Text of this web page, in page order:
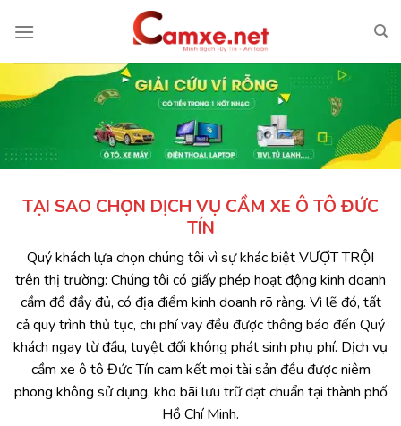
đến
TẠI SAO CHỌN DỊCH VỤ CẦM XE Ô TÔ ĐỨC
TÍN
Quý khách lựa chọn chúng tôi vì sự khác biệt VƯỢT TRỘI
trên thị trường: Chúng tôi có giấy phép hoạt động kinh doanh
cầm đồ đầy đủ, có địa điểm kinh doanh rõ ràng. Vì lẽ đó, tất
cả quy trình thủ tục, chi phí vay đều được thông báo đến Quý
khách ngay từ đầu, tuyệt đối không phát sinh phụ phí. Dịch vụ
cầm xe ô tô Đức Tín cam kết mọi tài sản đều được niêm
phong không sử dụng, kho bãi lưu trữ đạt chuẩn tại thành phố
Hồ Chí Minh.